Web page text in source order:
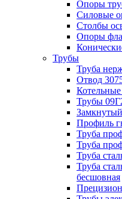
Опоры
Силовые
Столбы
Опоры
Трубы
Труба
Отвод
Трубы
Профиль
Труба
Труба
Труба
Труба
бесшовная